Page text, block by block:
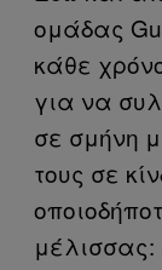
ομάδας
κάθε
για να
σε σμήνη
τους σε
μέλισσας: